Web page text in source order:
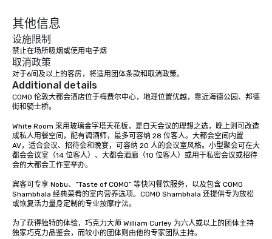
其他信息
设施限制
禁止在场所吸烟或使用电子烟
取消政策
对于6间及以上的客房，将适用团体条款和取消政策。
Additional details
COMO 伦敦大都会酒店位于梅费尔中心，地理位置优越，靠近海德公园、邦德
街和骑士桥。
White Room 采用玻璃金字塔天花板，是白天会议的理想之选，晚上则可改造
成私人用餐空间，配有调酒师，最多可容纳 28 位客人。大都会空间内置
AV，适合会议、招待会和晚宴，可容纳 20 人的会议室风格。小型聚会可在大
都会会议室（14 位客人）、大都会酒廊（10 位客人）或用于私密会议或招待
会的大都会工作室举办。
宾客可专享 Nobu、“Taste of COMO” 等快闪餐饮服务，以及包含 COMO
Shambhala 经典菜肴的室内营养选项。COMO Shambhala 还提供专为放松
或恢复活力量身定制的专业按摩疗法。
为了获得独特的体验，巧克力大师 William Curley 为六人或以上的团体主持
独家巧克力品鉴会，而较小的团体则由他的专家团队主持。